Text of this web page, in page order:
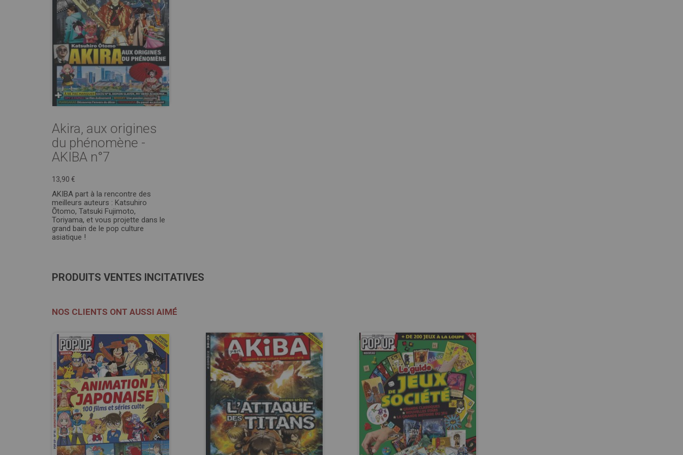
Akira, aux origines
du phénomène -
AKIBA n°7
13,90 €
AKIBA part à la rencontre des
meilleurs auteurs : Katsuhiro
Ōtomo, Tatsuki Fujimoto,
Toriyama, et vous projette dans le
grand bain de le pop culture
asiatique !
PRODUITS VENTES INCITATIVES
NOS CLIENTS ONT AUSSI AIMÉ